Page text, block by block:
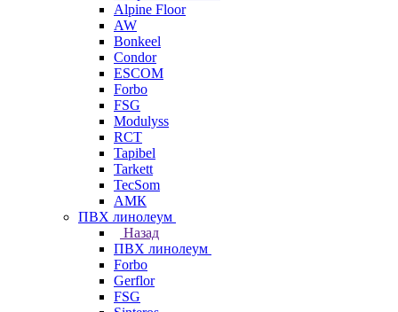
Alpine Floor
AW
Bonkeel
Condor
ESCOM
Forbo
FSG
Modulyss
RCT
Tapibel
Tarkett
TecSom
АМК
ПВХ линолеум
Назад
ПВХ линолеум
Forbo
Gerflor
FSG